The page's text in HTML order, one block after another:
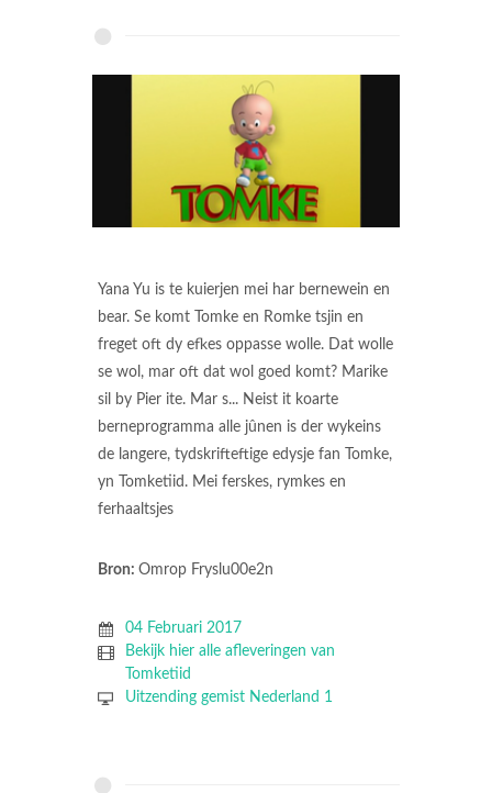
Yana Yu is te kuierjen mei har bernewein en
bear. Se komt Tomke en Romke tsjin en
freget oft dy efkes oppasse wolle. Dat wolle
se wol, mar oft dat wol goed komt? Marike
sil by Pier ite. Mar s... Neist it koarte
berneprogramma alle jûnen is der wykeins
de langere, tydskrifteftige edysje fan Tomke,
yn Tomketiid. Mei ferskes, rymkes en
ferhaaltsjes
Bron: Omrop Fryslu00e2n
04 Februari 2017
Bekijk hier alle afleveringen van
Tomketiid
Uitzending gemist Nederland 1